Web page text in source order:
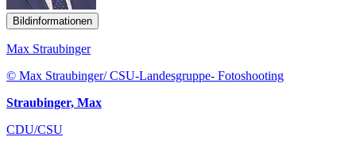
Bildinformationen
Max Straubinger
© Max Straubinger/ CSU-Landesgruppe- Fotoshooting
Straubinger, Max
CDU/CSU